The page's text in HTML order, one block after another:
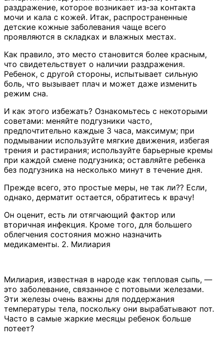
раздражение, которое возникает из-за контакта
мочи и кала с кожей. Итак, распространенные
детские кожные заболевания чаще всего
проявляются в складках и влажных местах.
Как правило, это место становится более красным,
что свидетельствует о наличии раздражения.
Ребенок, с другой стороны, испытывает сильную
боль, что вызывает плач и может даже изменить
режим сна.
И как этого избежать? Ознакомьтесь с некоторыми
советами: меняйте подгузники часто,
предпочтительно каждые 3 часа, максимум; при
подмывании используйте мягкие движения, избегая
трения и растирания; используйте барьерные кремы
при каждой смене подгузника; оставляйте ребенка
без подгузника на несколько минут в течение дня.
Прежде всего, это простые меры, не так ли?? Если,
однако, дерматит остается, обратитесь к врачу!
Он оценит, есть ли отягчающий фактор или
вторичная инфекция. Кроме того, для большего
облегчения состояния можно назначить
медикаменты. 2. Милиария
Милиария, известная в народе как тепловая сыпь, —
это заболевание, связанное с потовыми железами.
Эти железы очень важны для поддержания
температуры тела, поскольку они вырабатывают пот.
Часто в самые жаркие месяцы ребенок больше
потеет?